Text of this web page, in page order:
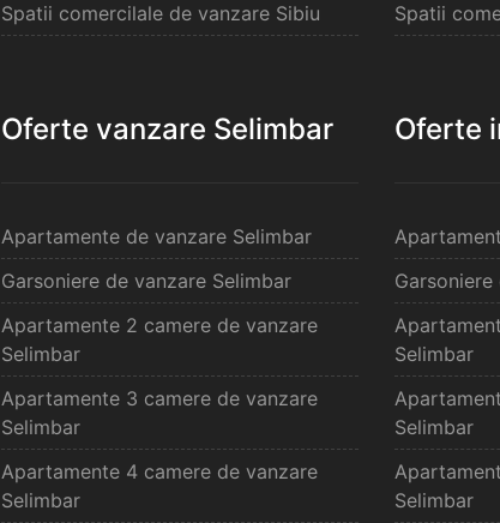
Spatii comercilale de vanzare Sibiu
Oferte vanzare Selimbar
Apartamente de vanzare Selimbar
Garsoniere de vanzare Selimbar
Apartamente 2 camere de vanzare
Selimbar
Apartamente 3 camere de vanzare
Selimbar
Apartamente 4 camere de vanzare
Selimbar
Spatii
Oferte
Selimbar
Selimbar
Selimbar